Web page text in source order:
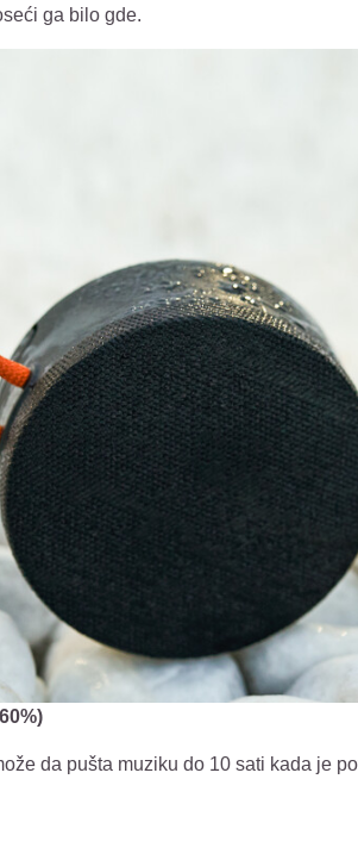
ga bilo gde.
da pušta muziku do 10 sati kada je